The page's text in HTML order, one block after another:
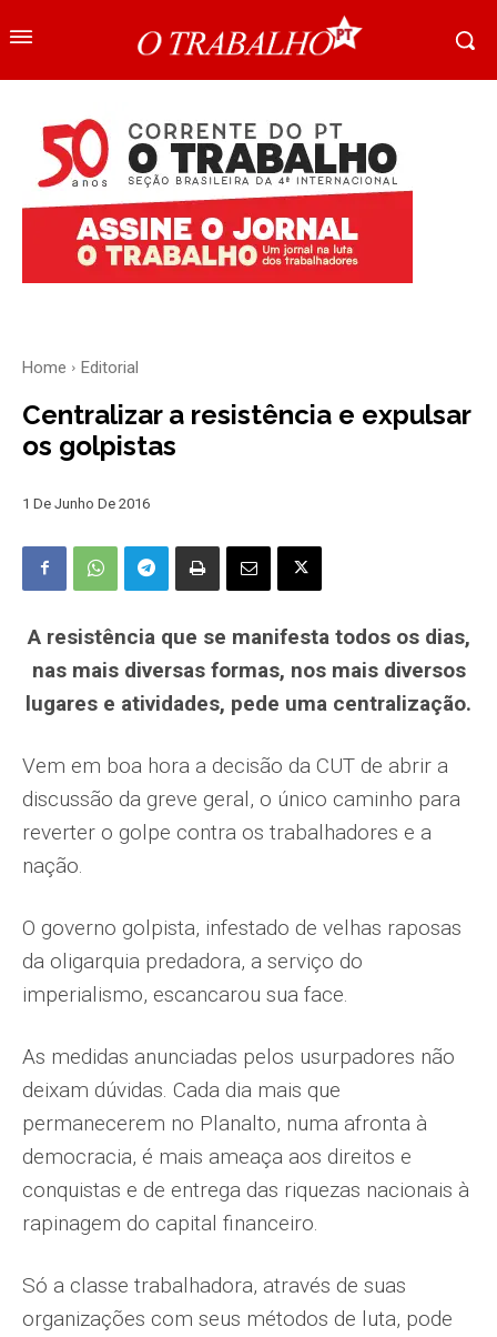
Home Editorial
Centralizar a resistência e expulsar
os golpistas
1 De Junho De 2016
A resistência que se manifesta todos os dias,
nas mais diversas formas, nos mais diversos
lugares e atividades, pede uma centralização.
Vem em boa hora a decisão da CUT de abrir a
discussão da greve geral, o único caminho para
reverter o golpe contra os trabalhadores e a
nação.
O governo golpista, infestado de velhas raposas
da oligarquia predadora, a serviço do
imperialismo, escancarou sua face.
As medidas anunciadas pelos usurpadores não
deixam dúvidas. Cada dia mais que
permanecerem no Planalto, numa afronta à
democracia, é mais ameaça aos direitos e
conquistas e de entrega das riquezas nacionais à
rapinagem do capital financeiro.
Só a classe trabalhadora, através de suas
organizações com seus métodos de luta, pode